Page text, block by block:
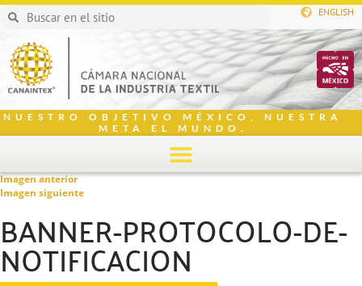
ENGLISH
NUESTRO OBJETIVO MÉXICO, NUESTRA
META EL MUNDO.
Imagen anterior
Imagen siguiente
BANNER-PROTOCOLO-DE-
NOTIFICACION